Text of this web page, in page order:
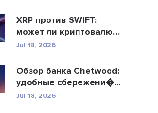
XRP против SWIFT:
может ли криптовалюта
R...
Jul 18, 2026
Обзор банка Chetwood:
удобные сбережени�...
Jul 18, 2026